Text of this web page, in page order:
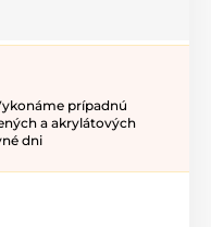
prípadnú
a akrylátových
dni